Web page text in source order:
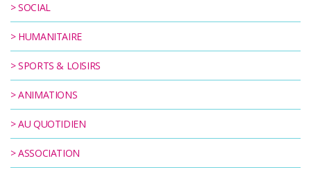
PUBLICATIONS
RÉGLEMENTAIRES
AGENDA
ACTUS
>SOCIAL
> HUMANITAIRE
>SPORTS & LOISIRS
>ANIMATIONS
>AU QUOTIDIEN
>ASSOCIATION